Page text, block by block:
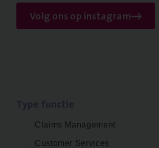
Volg ons op instagram
Claims Management
Customer Services